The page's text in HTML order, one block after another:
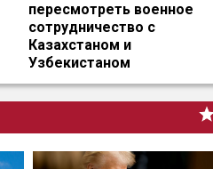
пересмотреть военное
сотрудничество с
Казахстаном и
Узбекистаном